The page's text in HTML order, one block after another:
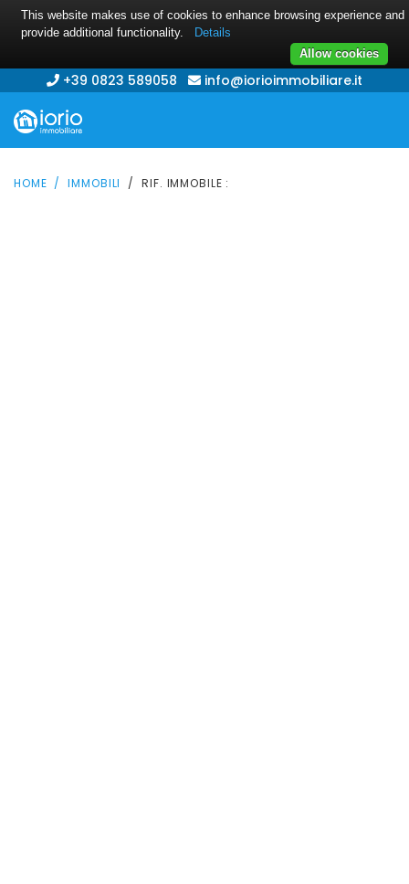
+39 0823 589058 info@iorioimmobiliare.it
HOME IMMOBILI RIF. IMMOBILE :
This website makes use of cookies to enhance browsing experience and
provide additional functionality.
Details
Allow cookies